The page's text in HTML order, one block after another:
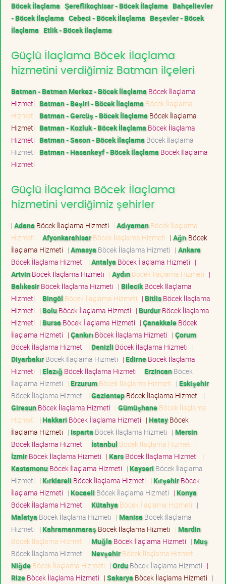
Böcek İlaçlama Şereflikoçhisar - Böcek İlaçlama Bahçelievler
- Böcek İlaçlama Cebeci - Böcek İlaçlama Beşevler - Böcek
İlaçlama Etlik - Böcek İlaçlama
Güçlü İlaçlama Böcek İlaçlama
hizmetini verdiğimiz Batman ilçeleri
Batman - Batman Merkez - Böcek İlaçlama Böcek İlaçlama
Hizmeti Batman - Beşiri - Böcek İlaçlama Böcek İlaçlama
Hizmeti Batman - Gercüş - Böcek İlaçlama Böcek İlaçlama
Hizmeti Batman - Kozluk - Böcek İlaçlama Böcek İlaçlama
Hizmeti Batman - Sason - Böcek İlaçlama Böcek İlaçlama
Hizmeti Batman - Hasankeyf - Böcek İlaçlama Böcek İlaçlama
Hizmeti
Güçlü İlaçlama Böcek İlaçlama
hizmetini verdiğimiz şehirler
| Adana Böcek İlaçlama Hizmeti | AdıyamanBöcek İlaçlama
Hizmeti | AfyonkarahisarBöcek İlaçlama Hizmeti | Ağrı Böcek
İlaçlama Hizmeti | Amasya Böcek İlaçlama Hizmeti | Ankara
Böcek İlaçlama Hizmeti | Antalya Böcek İlaçlama Hizmeti |
ArtvinBöcek İlaçlama Hizmeti | AydınBöcek İlaçlama Hizmeti |
BalıkesirBöcek İlaçlama Hizmeti | BilecikBöcek İlaçlama
Hizmeti | Bingöl Böcek İlaçlama Hizmeti | BitlisBöcek İlaçlama
Hizmeti | BoluBöcek İlaçlama Hizmeti | BurdurBöcek İlaçlama
Hizmeti | Bursa Böcek İlaçlama Hizmeti | ÇanakkaleBöcek
İlaçlama Hizmeti | Çankırı Böcek İlaçlama Hizmeti | Çorum
Böcek İlaçlama Hizmeti | Denizli Böcek İlaçlama Hizmeti |
DiyarbakırBöcek İlaçlama Hizmeti | EdirneBöcek İlaçlama
Hizmeti | Elazığ Böcek İlaçlama Hizmeti | ErzincanBöcek
İlaçlama Hizmeti | ErzurumBöcek İlaçlama Hizmeti | Eskişehir
Böcek İlaçlama Hizmeti | GaziantepBöcek İlaçlama Hizmeti |
GiresunBöcek İlaçlama Hizmeti | GümüşhaneBöcek İlaçlama
Hizmeti | Hakkari Böcek İlaçlama Hizmeti | HatayBöcek
İlaçlama Hizmeti | Isparta Böcek İlaçlama Hizmeti | Mersin
Böcek İlaçlama Hizmeti | İstanbul Böcek İlaçlama Hizmeti |
İzmirBöcek İlaçlama Hizmeti | KarsBöcek İlaçlama Hizmeti |
KastamonuBöcek İlaçlama Hizmeti | Kayseri Böcek İlaçlama
Hizmeti | Kırklareli Böcek İlaçlama Hizmeti | KırşehirBöcek
İlaçlama Hizmeti | Kocaeli Böcek İlaçlama Hizmeti | Konya
Böcek İlaçlama Hizmeti | Kütahya Böcek İlaçlama Hizmeti |
Malatya Böcek İlaçlama Hizmeti | Manisa Böcek İlaçlama
Hizmeti | Kahramanmaraş Böcek İlaçlama Hizmeti | Mardin
Böcek İlaçlama Hizmeti | Muğla Böcek İlaçlama Hizmeti | Muş
Böcek İlaçlama Hizmeti | NevşehirBöcek İlaçlama Hizmeti |
NiğdeBöcek İlaçlama Hizmeti | OrduBöcek İlaçlama Hizmeti |
RizeBöcek İlaçlama Hizmeti | Sakarya Böcek İlaçlama Hizmeti |